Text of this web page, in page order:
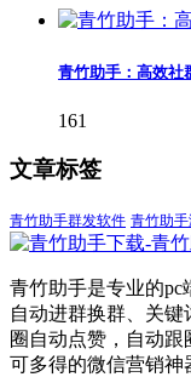
青竹助手：高效社
161
文章标签
青竹助手群发软件 青竹助
青竹助手是专业的pc
自动进群换群、关
圈自动点赞，自动
可多得的微信营销神